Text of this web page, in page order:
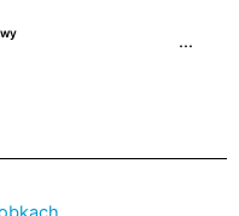
···